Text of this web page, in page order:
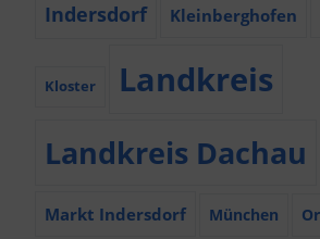
Indersdorf Kleinberghofen
Kloster Landkreis
Landkreis Dachau
Markt Indersdorf München